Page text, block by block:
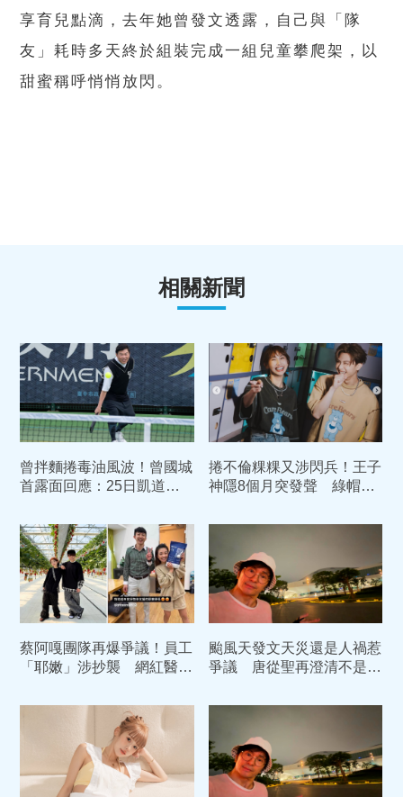
享育兒點滴，去年她曾發文透露，自己與「隊
友」耗時多天終於組裝完成一組兒童攀爬架，以
甜蜜稱呼悄悄放閃。
相關新聞
曾拌麵捲毒油風波！曾國城
首露面回應：25日凱道遊
捲不倫粿粿又涉閃兵！王子
神隱8個月突發聲 綠帽夫
家」
蔡阿嘎團隊再爆爭議！員工
「耶嫩」涉抄襲 網紅醫提
颱風天發文天災還是人禍惹
爭議 唐從聖再澄清不是針